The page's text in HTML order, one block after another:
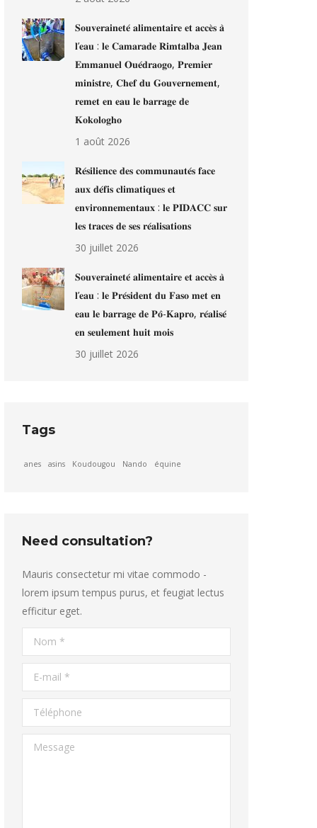
𝐒𝐨𝐮𝐯𝐞𝐫𝐚𝐢𝐧𝐞𝐭𝐞́ 𝐚𝐥𝐢𝐦𝐞𝐧𝐭𝐚𝐢𝐫𝐞 𝐞𝐭 𝐚𝐜𝐜𝐞̀𝐬 𝐚̀
𝐥’𝐞𝐚𝐮 : 𝐥𝐞 𝐂𝐚𝐦𝐚𝐫𝐚𝐝𝐞 𝐑𝐢𝐦𝐭𝐚𝐥𝐛𝐚 𝐉𝐞𝐚𝐧
𝐄𝐦𝐦𝐚𝐧𝐮𝐞𝐥 𝐎𝐮𝐞́𝐝𝐫𝐚𝐨𝐠𝐨, 𝐏𝐫𝐞𝐦𝐢𝐞𝐫
𝐦𝐢𝐧𝐢𝐬𝐭𝐫𝐞, 𝐂𝐡𝐞𝐟 𝐝𝐮 𝐆𝐨𝐮𝐯𝐞𝐫𝐧𝐞𝐦𝐞𝐧𝐭,
𝐫𝐞𝐦𝐞𝐭 𝐞𝐧 𝐞𝐚𝐮 𝐥𝐞 𝐛𝐚𝐫𝐫𝐚𝐠𝐞 𝐝𝐞
𝐊𝐨𝐤𝐨𝐥𝐨𝐠𝐡𝐨
1 août 2026
𝐑𝐞́𝐬𝐢𝐥𝐢𝐞𝐧𝐜𝐞 𝐝𝐞𝐬 𝐜𝐨𝐦𝐦𝐮𝐧𝐚𝐮𝐭𝐞́𝐬 𝐟𝐚𝐜𝐞
𝐚𝐮𝐱 𝐝𝐞́𝐟𝐢𝐬 𝐜𝐥𝐢𝐦𝐚𝐭𝐢𝐪𝐮𝐞𝐬 𝐞𝐭
𝐞𝐧𝐯𝐢𝐫𝐨𝐧𝐧𝐞𝐦𝐞𝐧𝐭𝐚𝐮𝐱 : 𝐥𝐞 𝐏𝐈𝐃𝐀𝐂𝐂 𝐬𝐮𝐫
𝐥𝐞𝐬 𝐭𝐫𝐚𝐜𝐞𝐬 𝐝𝐞 𝐬𝐞𝐬 𝐫𝐞́𝐚𝐥𝐢𝐬𝐚𝐭𝐢𝐨𝐧𝐬
30 juillet 2026
𝐒𝐨𝐮𝐯𝐞𝐫𝐚𝐢𝐧𝐞𝐭𝐞́ 𝐚𝐥𝐢𝐦𝐞𝐧𝐭𝐚𝐢𝐫𝐞 𝐞𝐭 𝐚𝐜𝐜𝐞̀𝐬 𝐚̀
𝐥’𝐞𝐚𝐮 : 𝐥𝐞 𝐏𝐫𝐞́𝐬𝐢𝐝𝐞𝐧𝐭 𝐝𝐮 𝐅𝐚𝐬𝐨 𝐦𝐞𝐭 𝐞𝐧
𝐞𝐚𝐮 𝐥𝐞 𝐛𝐚𝐫𝐫𝐚𝐠𝐞 𝐝𝐞 𝐏𝐨̂-𝐊𝐚𝐩𝐫𝐨, 𝐫𝐞́𝐚𝐥𝐢𝐬𝐞́
𝐞𝐧 𝐬𝐞𝐮𝐥𝐞𝐦𝐞𝐧𝐭 𝐡𝐮𝐢𝐭 𝐦𝐨𝐢𝐬
30 juillet 2026
Tags
anes asins Koudougou Nando équine
Need consultation?
Mauris consectetur mi vitae commodo -
lorem ipsum tempus purus, et feugiat lectus
efficitur eget.
Nom *
E-mail *
Téléphone
Message